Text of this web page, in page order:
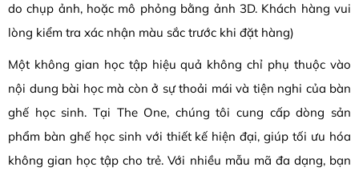
do chụp ảnh, hoặc mô phỏng bằng ảnh 3D. Khách hàng vui
lòng kiểm tra xác nhận màu sắc trước khi đặt hàng)
Một không gian học tập hiệu quả không chỉ phụ thuộc vào
nội dung bài học mà còn ở sự thoải mái và tiện nghi của bàn
ghế học sinh. Tại The One, chúng tôi cung cấp dòng sản
phẩm bàn ghế học sinh với thiết kế hiện đại, giúp tối ưu hóa
không gian học tập cho trẻ. Với nhiều mẫu mã đa dạng, bạn